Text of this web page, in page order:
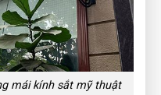
mái kính sắt mỹ thuật